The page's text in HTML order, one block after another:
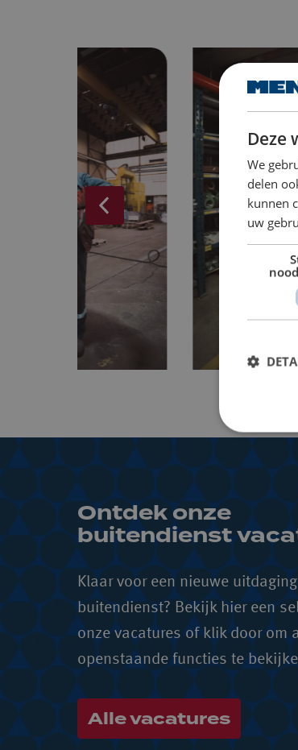
Ontdek onze
buitendienst
Klaar voor een nieuwe
buitendienst? Bekijk hier een
onze vacatures of klik door om
openstaande functies te
Alle vacatures
Deze
We
delen
kunnen
uw